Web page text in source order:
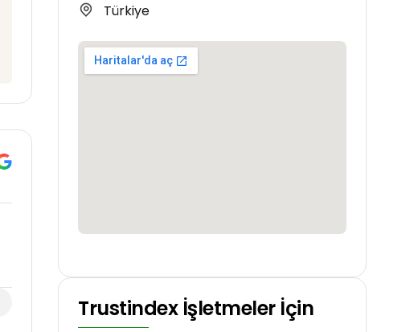
Türkiye
Trustindex İşletmeler İçin